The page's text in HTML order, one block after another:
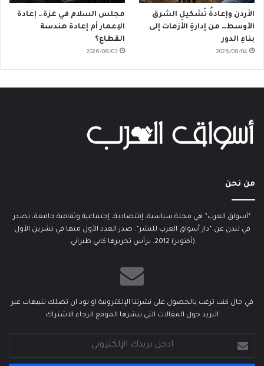
الأردن وإعادةُ تَشكيلِ الشرق
الأوسط… من إدارةِ الأزمات إلى
بناءِ الدور
2026/08/04
مجلس السلام في غزة… إعادة
الإعمار أم إعادة هندسة
القطاع؟
2026/08/03
من نحن
“أسواق العرب” هي مجلة سياسية، إقتصادية، إجتماعية وثقافية جامعة، تصدر
في لندن عن “دار أسواق العرب للنشر”. صدر العدد الأول منها في تشرين الأول
(أكتوبر) 2012. يرأس تحريرها كابي طبراني.
في حال كنت ترغب بالحصول على نشرتنا الإلكترونية او تود ان تصلك تنبيهات عبر
البريد حول المقالات التي ينشرها الموقع الرجاء الاشتراك
بريدك
الإلكتروني